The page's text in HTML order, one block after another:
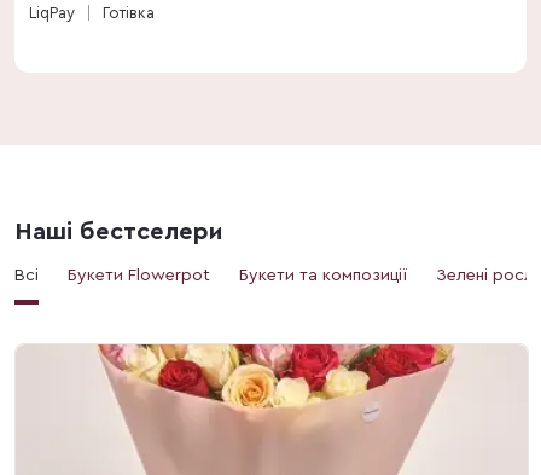
LiqPay Готівка
Наші бестселери
Всі Букети Flowerpot Букети та композиції Зелені